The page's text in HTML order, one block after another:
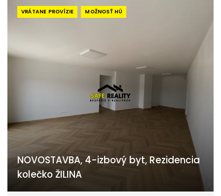
VRÁTANE PROVÍZIE MOŽNOSŤ HÚ
NOVOSTAVBA, 4-izbový byt, Rezidencia
kolečko ŽILINA